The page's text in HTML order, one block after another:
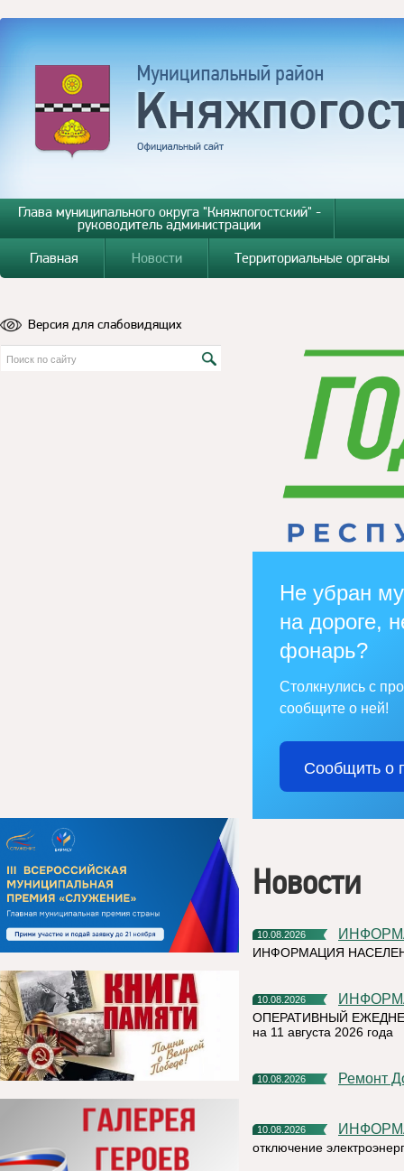
Глава муниципального округа "Княжпогостский" -
руководитель администрации
Главная
Новости Территориальные органы
Версия для слабовидящих
Не убран
на дороге,
фонарь?
Столкнулись с
сообщите о ней!
Сообщить о
Новости
10.08.2026
ИНФОРМАЦИЯ
10.08.2026
ОПЕРАТИВНЫЙ
на 11 августа 2026 года
10.08.2026 Ремонт
10.08.2026
отключение